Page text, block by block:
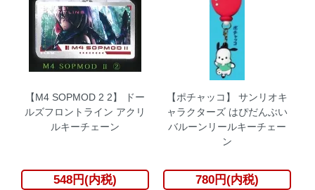
【M4 SOPMOD 2 2】 ドー
ルズフロントライン アクリ
ルキーチェーン
548円(内税)
【ポチャッコ】 サンリオキ
ャラクターズ はぴだんぶい
バルーンリールキーチェー
ン
780円(内税)